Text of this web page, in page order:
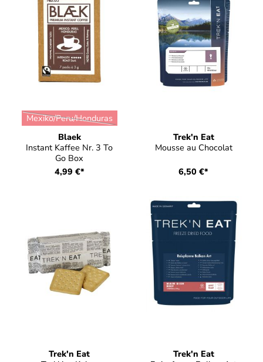
Blaek
Instant Kaffee Nr. 3 To
Go Box
Farbeauswählen
Mexiko/Peru/Honduras
(Diese Option ist zurzeit nicht verfügbar.)
4,99 €*
Trek'n Eat
Mousse au Chocolat
6,50 €*
Trek'n Eat
Trek'n Eat